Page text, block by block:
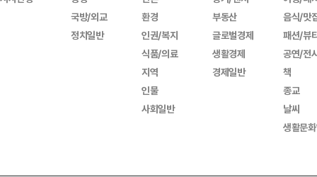
국방/외교
정치일반
환경
인권/복지
식품/의료
지역
인물
사회일반
부동산
글로벌경제
생활경제
경제일반
음식/맛
패션/뷰
공연/전
책
종교
날씨
생활문